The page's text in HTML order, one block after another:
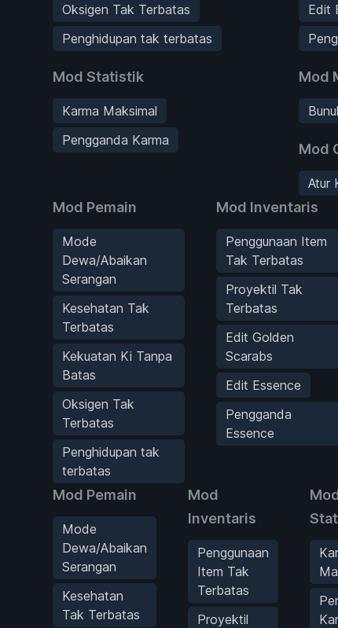
Oksigen Tak Terbatas
Penghidupan tak terbatas
Mod Statistik
Karma Maksimal
Pengganda Karma
Edit
Mod
Mod
Atur
Mod Pemain
Mode
Dewa/Abaikan
Serangan
Kesehatan Tak
Terbatas
Kekuatan Ki Tanpa
Batas
Oksigen Tak
Terbatas
Penghidupan tak
terbatas
Mod Inventaris
Penggunaan Item
Tak Terbatas
Proyektil Tak
Terbatas
Edit Golden
Scarabs
Edit Essence
Pengganda
Essence
Mod Pemain
Mode
Dewa/Abaikan
Serangan
Kesehatan
Tak Terbatas
Mod
Inventaris
Penggunaan
Item Tak
Terbatas
Proyektil